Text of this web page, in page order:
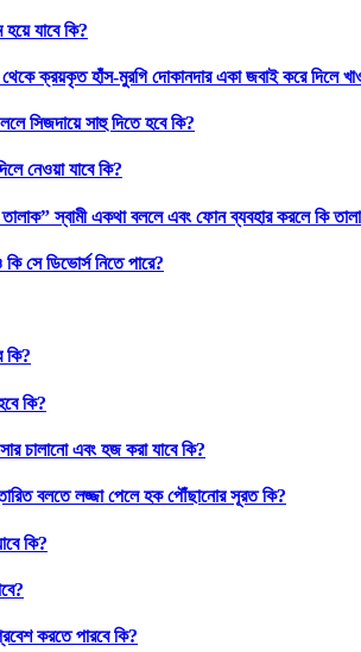
হয়ে যাবে কি?
ক্রয়কৃত হাঁস-মুরগি দোকানদার একা জবাই করে দিলে
সিজদায়ে সাহু দিতে হবে কি?
নেওয়া যাবে কি?
তালাক” স্বামী একথা বললে এবং ফোন ব্যবহার করলে কি
কি সে ডিভোর্স নিতে পারে?
কি?
কি?
চালানো এবং হজ করা যাবে কি?
বলতে লজ্জা পেলে হক পৌঁছানোর সূরত কি?
কি?
করতে পারবে কি?